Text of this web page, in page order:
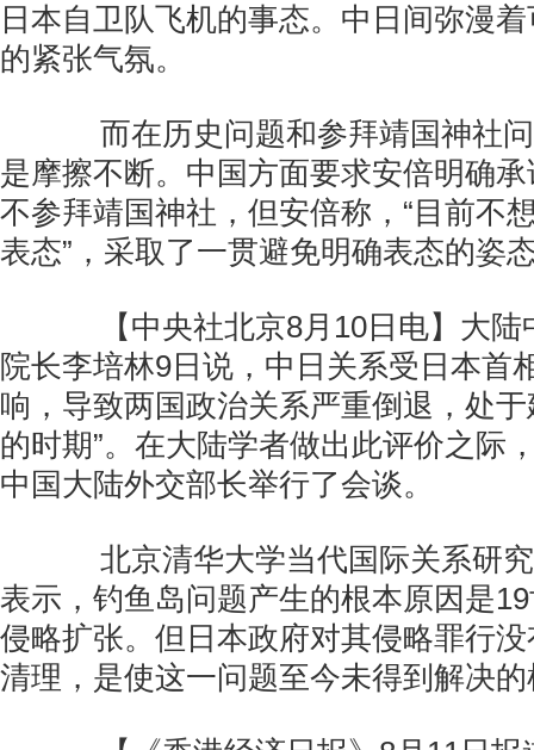
日本自卫队飞机的事态。中日间弥漫
的紧张气氛。
而在历史问题和参拜靖国神社问
是摩擦不断。中国方面要求安倍明确
不参拜靖国神社，但安倍称，“目前不
表态”，采取了一贯避免明确表态的姿
【中央社北京8月10日电】大陆
院长李培林9日说，中日关系受日本首
响，导致两国政治关系严重倒退，处
的时期”。在大陆学者做出此评价之际
中国大陆外交部长举行了会谈。
北京清华大学当代国际关系研究
表示，钓鱼岛问题产生的根本原因是
侵略扩张。但日本政府对其侵略罪行
清理，是使这一问题至今未得到解决